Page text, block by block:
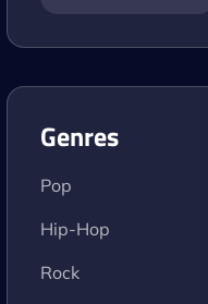
Genres
Pop
Hip-Hop
Rock